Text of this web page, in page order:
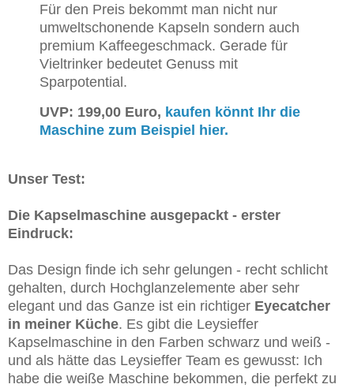
Für den Preis bekommt man nicht nur
umweltschonende Kapseln sondern auch
premium Kaffeegeschmack. Gerade für
Vieltrinker bedeutet Genuss mit
Sparpotential.
UVP: 199,00 Euro, kaufen könnt Ihr die
Maschine zum Beispiel hier.
Unser Test:
Die Kapselmaschine ausgepackt - erster
Eindruck:
Das Design finde ich sehr gelungen - recht schlicht
gehalten, durch Hochglanzelemente aber sehr
elegant und das Ganze ist ein richtiger Eyecatcher
in meiner Küche. Es gibt die Leysieffer
Kapselmaschine in den Farben schwarz und weiß -
und als hätte das Leysieffer Team es gewusst: Ich
habe die weiße Maschine bekommen, die perfekt zu